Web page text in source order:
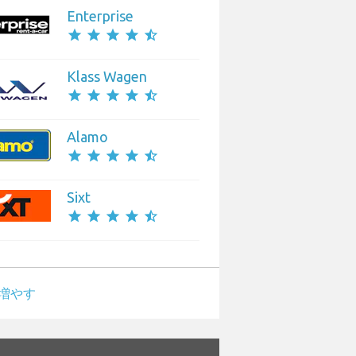
Enterprise
star star star star star_half
Klass Wagen
star star star star star_half
Alamo
star star star star star_half
Sixt
star star star star star_half
やす